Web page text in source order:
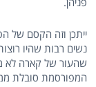
ייתכן וזה הקסם של
נשים רבות שהיו
שהעור של קארה לא
המפורסמת סובלת